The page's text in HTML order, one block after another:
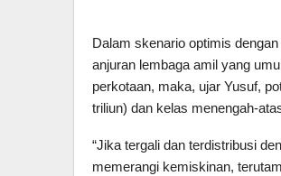
Dalam skenario optimis
anjuran lembaga amil yang
perkotaan, maka, ujar Yusuf,
triliun) dan kelas menengah-
“Jika tergali dan terdistribusi
memerangi kemiskinan,